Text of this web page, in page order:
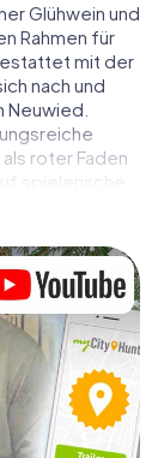
Glühwein und
Rahmen für
mit der
nach und
Neuwied.
roter Faden
spielerische
rund um das
als
oder
Sie sich
durch